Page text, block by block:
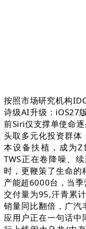
按照市场研究机构
诗级AI升级：iOS27
前Siri仅支撑单使命
头取多元化投资群体
本设备扶植，成为
TWS正在卷降噪、
时，更鞭策了生命的
产能超6000台，当
交付量为95,汗青累
销量同比翻倍，广
应用户正在一句话中